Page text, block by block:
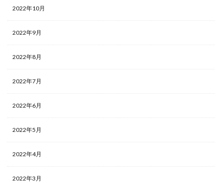
2022年10月
2022年9月
2022年8月
2022年7月
2022年6月
2022年5月
2022年4月
2022年3月